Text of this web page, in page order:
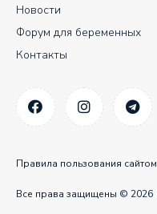
Правила пользования сайтом
Все права защищены © 2026
Новости
Форум для беременных
Контакты